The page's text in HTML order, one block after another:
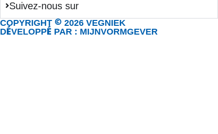
Suivez-nous sur
COPYRIGHT © 2026 VEGNIEK
DÉVELOPPÉ PAR : MIJNVORMGEVER